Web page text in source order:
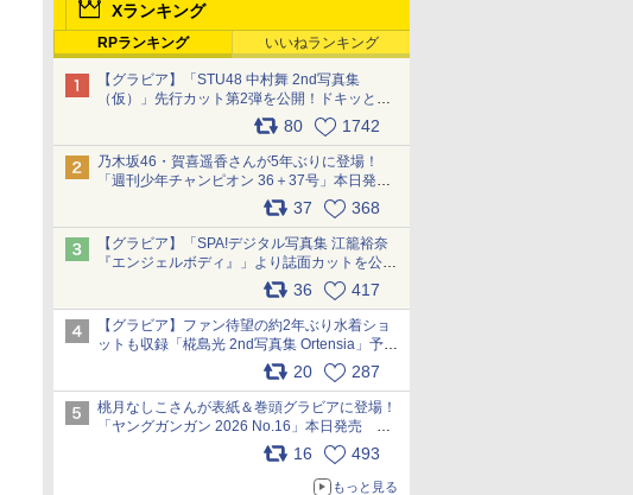
Xランキング
RPランキング いいねランキング
【グラビア】「STU48 中村舞 2nd写真集
（仮）」先行カット第2弾を公開！ドキッとす
るランジェリーカットなど新たな挑戦
80 1742
乃木坂46・賀喜遥香さんが5年ぶりに登場！
「週刊少年チャンピオン 36＋37号」本日発
売 pic.x.com/2Mo85ZlRvK
37 368
【グラビア】「SPA!デジタル写真集 江籠裕奈
『エンジェルボディ』」より誌面カットを公
開！ pic.x.com/Yl52UEMoko 36 417
【グラビア】ファン待望の約2年ぶり水着ショ
ットも収録「椛島光 2nd写真集 Ortensia」予約
20 287
桃月なしこさんが表紙＆巻頭グラビアに登場！
「ヤングガンガン 2026 No.16」本日発売
16 493
もっと見る